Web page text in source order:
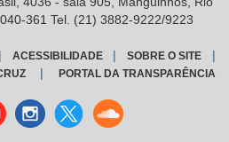
361 Tel. (21) 3882-9222/9223
| ACESSIBILIDADE | SOBRE O SITE |
| PORTAL DA TRANSPARÊNCIA
instagranTwitterSound
cloud